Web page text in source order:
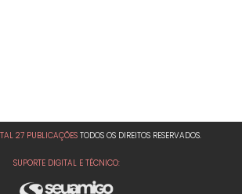
27 PUBLICAÇÕES TODOS OS DIREITOS RESERVADOS.
SUPORTE DIGITAL E TÉCNICO: